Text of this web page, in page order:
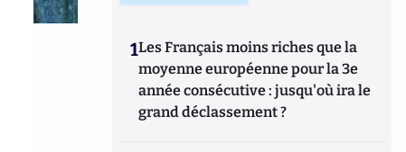
1Les Français moins riches que la
moyenne européenne pour la 3e
année consécutive : jusqu'où ira le
grand déclassement ?